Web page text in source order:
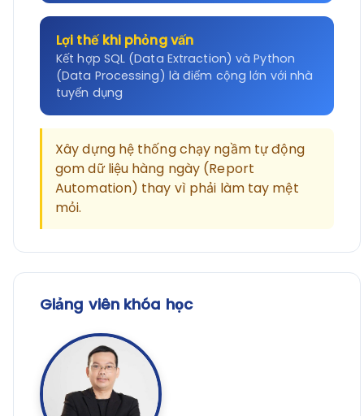
Lợi thế khi phỏng vấn
Kết hợp SQL (Data Extraction) và Python
(Data Processing) là điểm cộng lớn với nhà
tuyển dụng
Xây dựng hệ thống chạy ngầm tự động
gom dữ liệu hàng ngày (Report
Automation) thay vì phải làm tay mệt
mỏi.
Giảng viên khóa học